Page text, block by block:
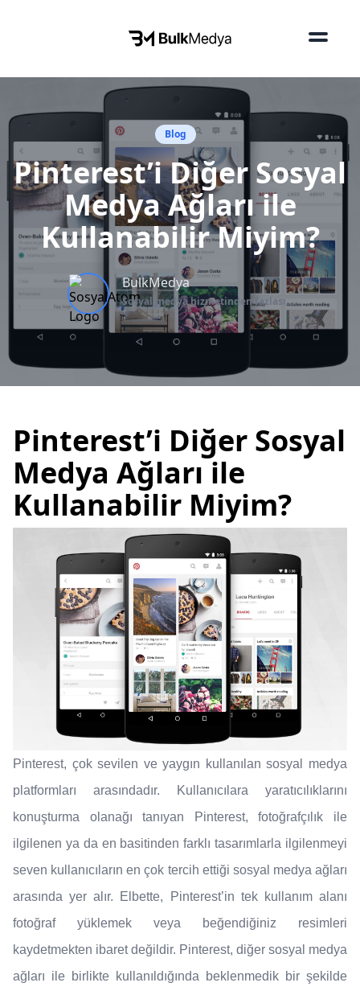
Blog
Pinterest’i Diğer Sosyal
Medya Ağları ile
Kullanabilir Miyim?
BulkMedya
Sosyal medya hizmetinden fazlası...
Pinterest’i Diğer Sosyal
Medya Ağları ile
Kullanabilir Miyim?
Pinterest, çok sevilen ve yaygın kullanılan sosyal medya
platformları arasındadır. Kullanıcılara yaratıcılıklarını
konuşturma olanağı tanıyan Pinterest, fotoğrafçılık ile
ilgilenen ya da en basitinden farklı tasarımlarla ilgilenmeyi
seven kullanıcıların en çok tercih ettiği sosyal medya ağları
arasında yer alır. Elbette, Pinterest’in tek kullanım alanı
fotoğraf yüklemek veya beğendiğiniz resimleri
kaydetmekten ibaret değildir. Pinterest, diğer sosyal medya
ağları ile birlikte kullanıldığında beklenmedik bir şekilde